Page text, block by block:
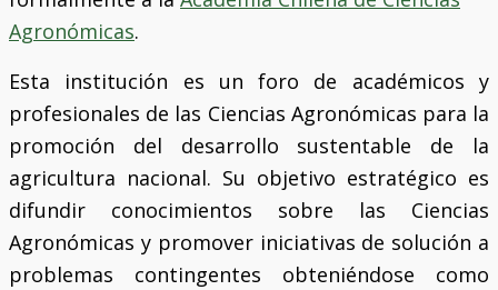
Agronómicas.
Esta institución es un foro de académicos y
profesionales de las Ciencias Agronómicas para la
promoción del desarrollo sustentable de la
agricultura nacional. Su objetivo estratégico es
difundir conocimientos sobre las Ciencias
Agronómicas y promover iniciativas de solución a
problemas contingentes obteniéndose como